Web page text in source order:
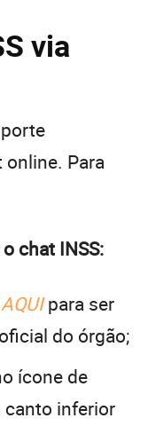
via
online. Para
chat INSS:
para ser
do órgão;
ícone de
canto inferior